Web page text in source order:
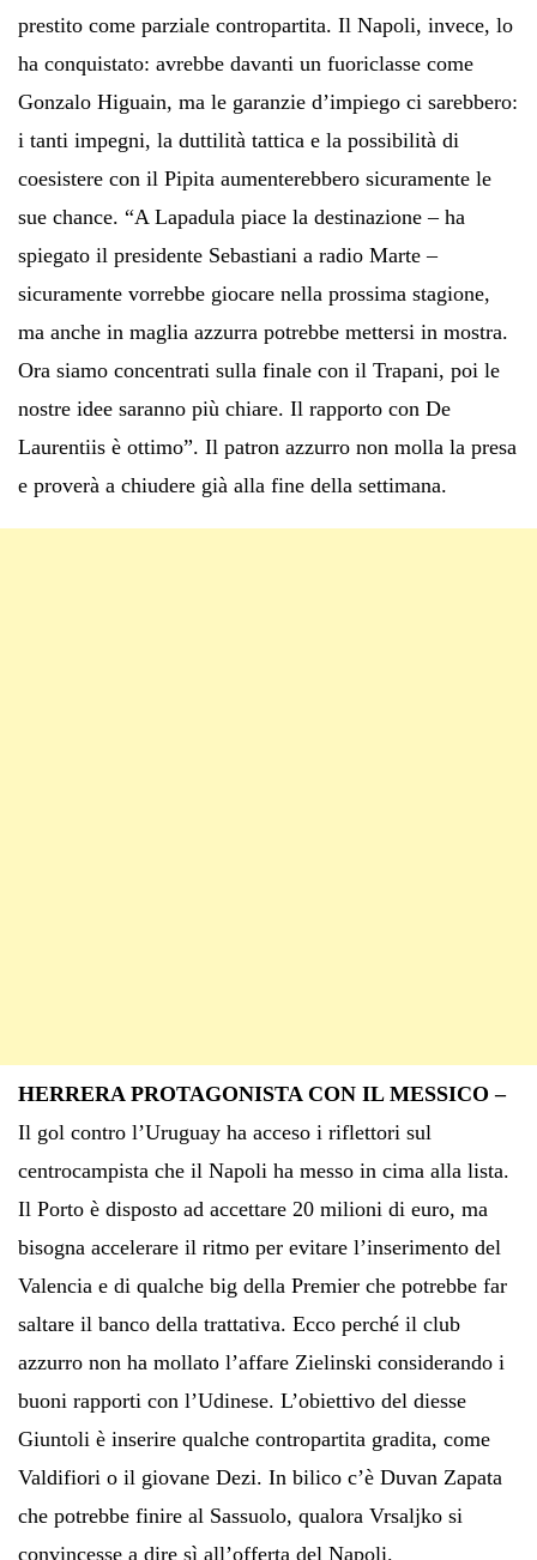
prestito come parziale contropartita. Il Napoli, invece, lo
ha conquistato: avrebbe davanti un fuoriclasse come
Gonzalo Higuain, ma le garanzie d’impiego ci sarebbero:
i tanti impegni, la duttilità tattica e la possibilità di
coesistere con il Pipita aumenterebbero sicuramente le
sue chance. “A Lapadula piace la destinazione – ha
spiegato il presidente Sebastiani a radio Marte –
sicuramente vorrebbe giocare nella prossima stagione,
ma anche in maglia azzurra potrebbe mettersi in mostra.
Ora siamo concentrati sulla finale con il Trapani, poi le
nostre idee saranno più chiare. Il rapporto con De
Laurentiis è ottimo”. Il patron azzurro non molla la presa
e proverà a chiudere già alla fine della settimana.
HERRERA PROTAGONISTA CON IL MESSICO –
Il gol contro l’Uruguay ha acceso i riflettori sul
centrocampista che il Napoli ha messo in cima alla lista.
Il Porto è disposto ad accettare 20 milioni di euro, ma
bisogna accelerare il ritmo per evitare l’inserimento del
Valencia e di qualche big della Premier che potrebbe far
saltare il banco della trattativa. Ecco perché il club
azzurro non ha mollato l’affare Zielinski considerando i
buoni rapporti con l’Udinese. L’obiettivo del diesse
Giuntoli è inserire qualche contropartita gradita, come
Valdifiori o il giovane Dezi. In bilico c’è Duvan Zapata
che potrebbe finire al Sassuolo, qualora Vrsaljko si
convincesse a dire sì all’offerta del Napoli.